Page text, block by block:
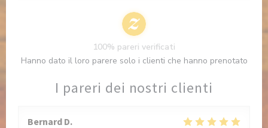
I pareri dei nostri clienti
Bernard D
100% pareri verificati
Hanno dato il loro parere solo i clienti che hanno prenotato